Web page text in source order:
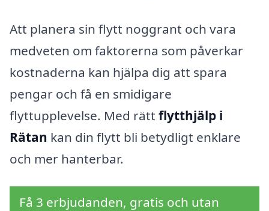
Att planera sin flytt noggrant och vara
medveten om faktorerna som påverkar
kostnaderna kan hjälpa dig att spara
pengar och få en smidigare
flyttupplevelse. Med rätt flytthjälp i
Rätan kan din flytt bli betydligt enklare
och mer hanterbar.
Få 3 erbjudanden, gratis och utan